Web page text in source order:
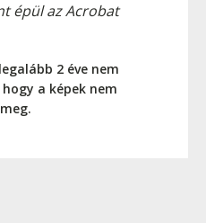
épül az Acrobat
2 éve nem
a képek nem